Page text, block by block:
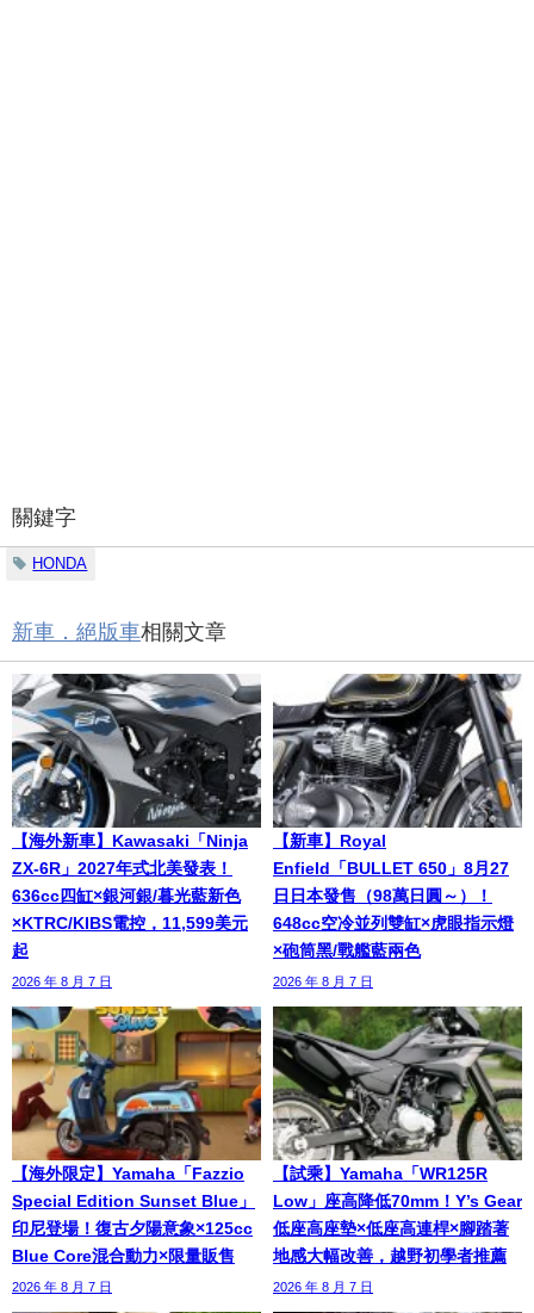
關鍵字
HONDA
新車．絕版車相關文章
【海外新車】Kawasaki「Ninja
ZX-6R」2027年式北美發表！
636cc四缸×銀河銀/暮光藍新色
×KTRC/KIBS電控，11,599美元
起
2026 年 8 月 7 日
【新車】Royal
Enfield「BULLET 650」8月27
日日本發售（98萬日圓～）！
648cc空冷並列雙缸×虎眼指示燈
×砲筒黑/戰艦藍兩色
2026 年 8 月 7 日
【海外限定】Yamaha「Fazzio
Special Edition Sunset Blue」
印尼登場！復古夕陽意象×125cc
Blue Core混合動力×限量販售
2026 年 8 月 7 日
【試乘】Yamaha「WR125R
Low」座高降低70mm！Y’s Gear
低座高座墊×低座高連桿×腳踏著
地感大幅改善，越野初學者推薦
2026 年 8 月 7 日